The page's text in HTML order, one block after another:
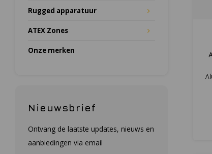
Rugged apparatuur
ATEX Zones
Onze merken
Nieuwsbrief
Ontvang de laatste updates, nieuws en
aanbiedingen via email